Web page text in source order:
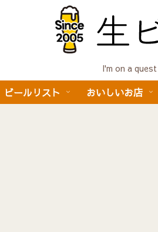
I'm on a
ビールリスト おいしいお店